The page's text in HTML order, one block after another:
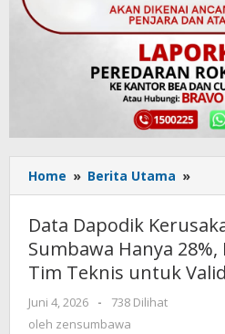
Home » Berita Utama »
di
2
Data Dapodik
Sumbawa Hanya
Tim Teknis untuk
Juni 4, 2026
oleh
zensumbawa
-
738 Dilihat
oleh zensumbawa